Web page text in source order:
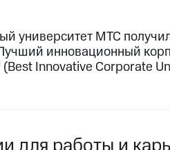
университет МТС
инновационный
(Best Innovative Corporate